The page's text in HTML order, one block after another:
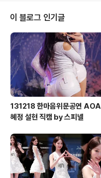
이 블로그 인기글
131218 한마음위문공연 AOA
혜정 설현 직캠 by 스피넬